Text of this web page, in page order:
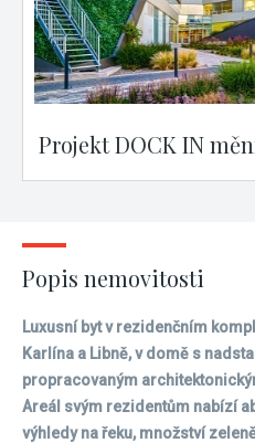
Projekt DOCK IN
Popis nemovitosti
Luxusní byt v rezidenčním
Karlína a Libně, v domě s
propracovaným
Areál svým rezidentům nabízí
výhledy na řeku, množství